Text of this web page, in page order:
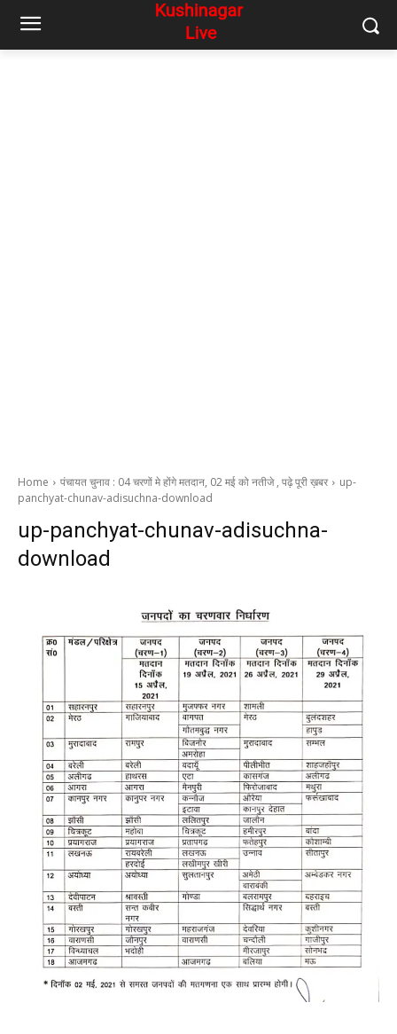
Home पंचायत चुनाव : 04 चरणों मे होंगे मतदान, 02 मई को नतीजे , पढ़े पूरी ख़बर
up-
panchyat-chunav-adisuchna-download
up-panchyat-chunav-adisuchna-
download